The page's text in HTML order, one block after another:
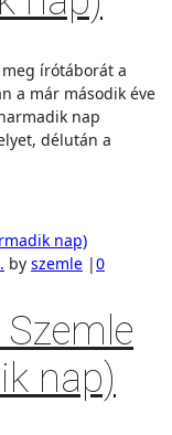
írótáborát a
a már második éve
nap
délután a
by szemle |0
nap)